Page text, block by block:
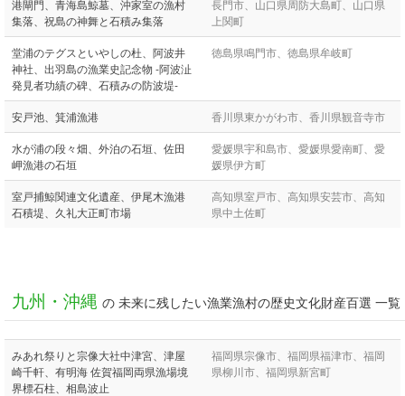
港閘門、青海島鯨墓、沖家室の漁村
集落、祝島の神舞と石積み集落
長門市、山口県周防大島町、山口県
上関町
堂浦のテグスといやしの杜、阿波井
神社、出羽島の漁業史記念物 -阿波沚
発見者功績の碑、石積みの防波堤-
徳島県鳴門市、徳島県牟岐町
安戸池、箕浦漁港 香川県東かがわ市、香川県観音寺市
水が浦の段々畑、外泊の石垣、佐田
岬漁港の石垣
愛媛県宇和島市、愛媛県愛南町、愛
媛県伊方町
室戸捕鯨関連文化遺産、伊尾木漁港
石積堤、久礼大正町市場
高知県室戸市、高知県安芸市、高知
県中土佐町
九州・沖縄 の 未来に残したい漁業漁村の歴史文化財産百選 一覧
みあれ祭りと宗像大社中津宮、津屋
崎千軒、有明海 佐賀福岡両県漁場境
界標石柱、相島波止
福岡県宗像市、福岡県福津市、福岡
県柳川市、福岡県新宮町